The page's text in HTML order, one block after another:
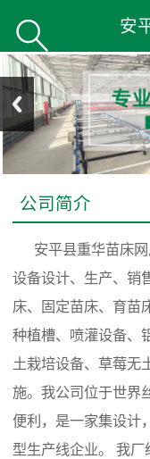
 安
公司简介
安平县重华苗床网
设备设计、生产、销
床、固定苗床、育苗
种植槽、喷灌设备、
土栽培设备、草莓无
施。我公司位于世
便利，是一家集设计
型生产线企业。 我